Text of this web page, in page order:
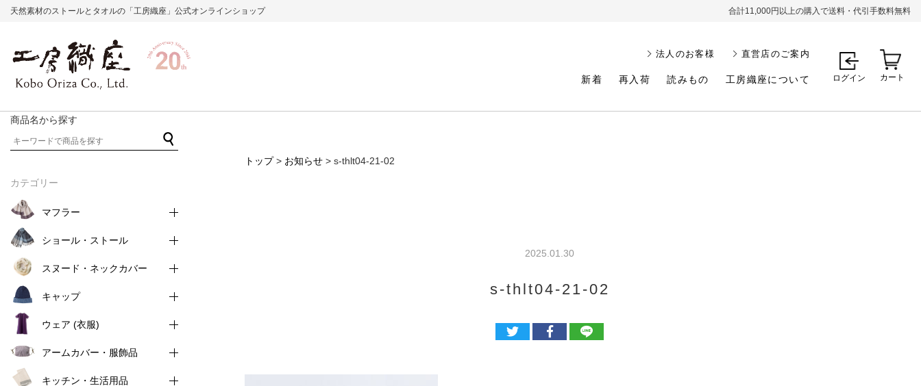
天然素材のストールとタオルの「工房織座」公式オンラインショップ 合計11,000円以上の購入で送料・代引手数料無料
新着 再入荷 読みもの 工房織座について
法人のお客様 直営店のご案内
ログイン カート
トップ> お知らせ > s-thlt04-21-02
2025.01.30
s-thlt04-21-02
商品名から探す
カテゴリー
マフラー
ショール・ストール
スヌード・ネックカバー
キャップ
ウェア (衣服)
アームカバー・服飾品
キッチン・生活用品